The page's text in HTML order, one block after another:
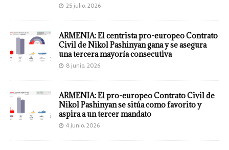
25 julio, 2026
ARMENIA: El centrista pro-europeo Contrato
Civil de Nikol Pashinyan gana y se asegura
una tercera mayoría consecutiva
8 junio, 2026
ARMENIA: El pro-europeo Contrato Civil de
Nikol Pashinyan se sitúa como favorito y
aspira a un tercer mandato
4 junio, 2026